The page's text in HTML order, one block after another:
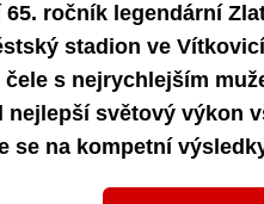
ročník legendární
stadion ve
s nejrychlejším
nejlepší světový výkon
se na kompetní